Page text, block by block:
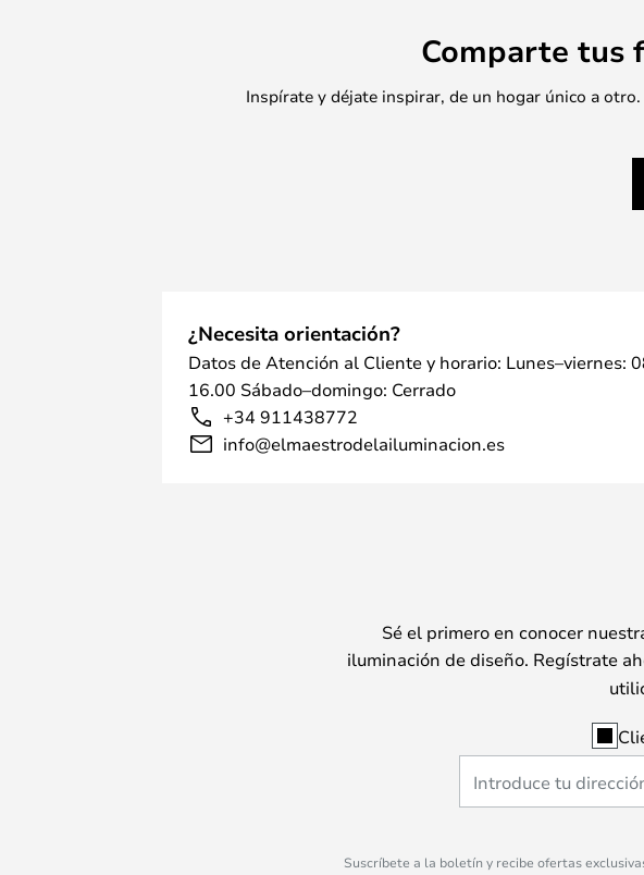
Comparte tus
Inspírate y déjate inspirar, de un hogar único a
¿Necesita orientación?
Datos de Atención al Cliente y horario: Lunes–viernes:
16.00 Sábado–domingo: Cerrado
+34 911438772
info@elmaestrodelailuminacion.es
Sé el primero en conocer
iluminación de diseño. Regístrate
Suscríbete a la boletín y recibe ofertas